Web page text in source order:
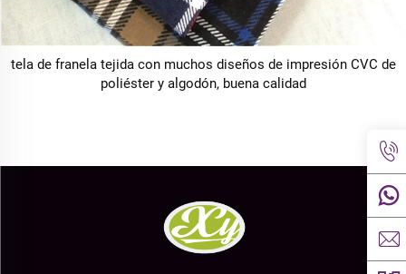
tela de franela tejida con muchos diseños de impresión CVC de
poliéster y algodón, buena calidad